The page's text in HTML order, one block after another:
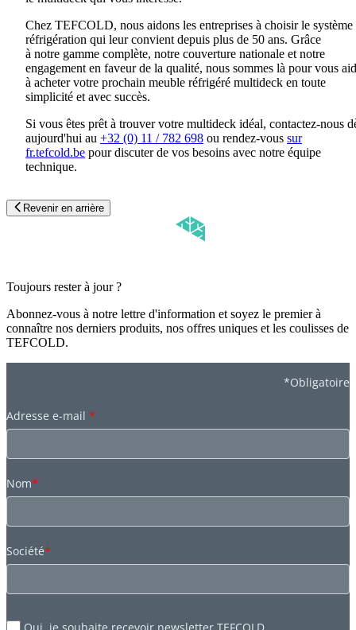
Chez TEFCOLD, nous aidons les entreprises à choisir le système
réfrigération qui leur convient depuis plus de 50 ans. Grâce
à notre gamme complète, notre couverture nationale et notre
engagement en faveur de la qualité, nous sommes là pour vous
à acheter votre prochain meuble réfrigéré multideck en toute
simplicité et avec succès.
Si vous êtes prêt à trouver votre multideck idéal, contactez-nous
aujourd'hui au +32 (0) 11 / 782 698 ou rendez-vous sur
fr.tefcold.be pour discuter de vos besoins avec notre équipe
technique.
Revenir en arrière
Toujours rester à jour ?
Abonnez-vous à notre lettre d'information et soyez le premier à
connaître nos derniers produits, nos offres uniques et les coulisses de
TEFCOLD.
*Obligatoire
Adresse e-mail *
Nom*
Société*